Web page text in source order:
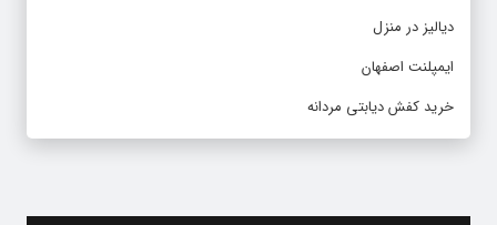
دیالیز در منزل
ایمپلنت اصفهان
خرید کفش دیابتی مردانه